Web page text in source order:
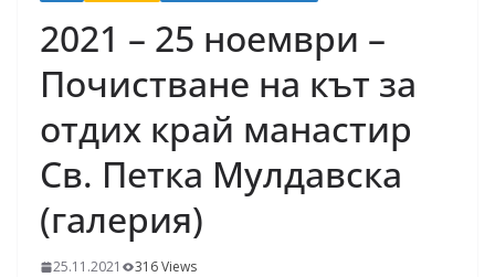
2021 – 25 ноември –
Почистване на кът за
отдих край манастир
Св. Петка Мулдавска
(галерия)
25.11.2021 316 Views